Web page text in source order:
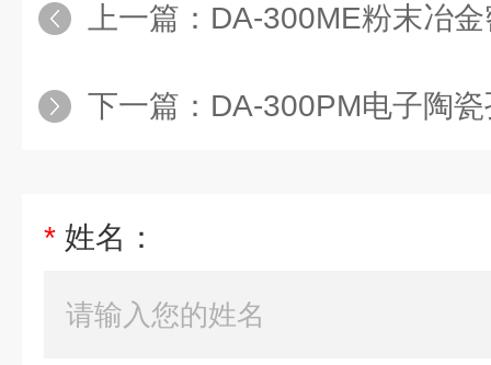
上一篇： DA-300ME粉末冶
下一篇： DA-300PM电子陶
* 姓名：